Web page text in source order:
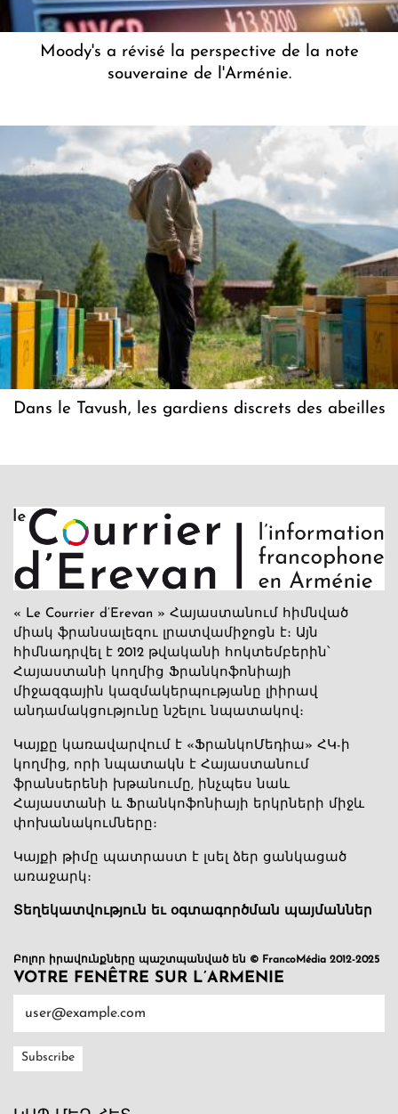
Moody's a révisé la perspective de la note
souveraine de l'Arménie.
Dans le Tavush, les gardiens discrets des abeilles
« Le Courrier d’Erevan » Հայաստանում հիմնված
միակ ֆրանսալեզու լրատվամիջոցն է։ Այն
հիմնադրվել է 2012 թվականի հոկտեմբերին՝
Հայաստանի կողմից Ֆրանկոֆոնիայի
միջազգային կազմակերպությանը լիիրավ
անդամակցությունը նշելու նպատակով։
Կայքը կառավարվում է «ՖրանկոՄեդիա» ՀԿ-ի
կողմից, որի նպատակն է Հայաստանում
ֆրանսերենի խթանումը, ինչպես նաև
Հայաստանի և Ֆրանկոֆոնիայի երկրների միջև
փոխանակումները։
Կայքի թիմը պատրաստ է լսել ձեր ցանկացած
առաջարկ։
Տեղեկատվություն եւ օգտագործման պայմաններ
Բոլոր իրավունքները պաշտպանված են © FrancoMédia 2012-2025
VOTRE FENÊTRE SUR L’ARMENIE